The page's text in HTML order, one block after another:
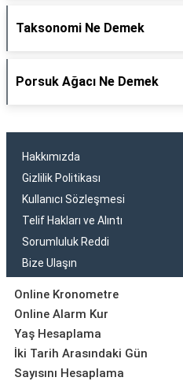
Taksonomi Ne Demek
Porsuk Ağacı Ne Demek
Hakkımızda
Gizlilik Politikası
Kullanıcı Sözleşmesi
Telif Hakları ve Alıntı
Sorumluluk Reddi
Bize Ulaşın
Online Kronometre
Online Alarm Kur
Yaş Hesaplama
İki Tarih Arasındaki Gün
Sayısını Hesaplama